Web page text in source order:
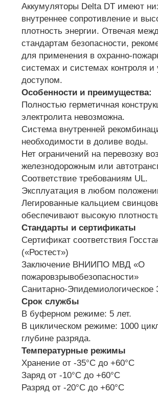
Аккумуляторы Delta DT имеют
внутреннее сопротивление и
плотность энергии. Отвечая
стандартам безопасности,
для применения в охранно-
системах и системах контроля и
доступом.
Особенности и преимущества:
Полностью герметичная
электролита невозможна.
Система внутренней
необходимости в доливе воды.
Нет ограничений на перевозку
железнодорожным или
Соответствие требованиям UL.
Эксплуатация в любом
Легированные кальцием
обеспечивают высокую
Стандарты и сертификаты
Сертификат соответствия
(«Ростест»)
Заключение ВНИИПО МВД «О
пожаровзрывобезопасности»
Санитарно-Эпидемиологическое
Срок службы
В буферном режиме: 5 лет.
В циклическом режиме: 1000
глубине разряда.
Температурные режимы
Хранение от -35°С до +60°С
Заряд от -10°С до +60°С
Разряд от -20°С до +60°С